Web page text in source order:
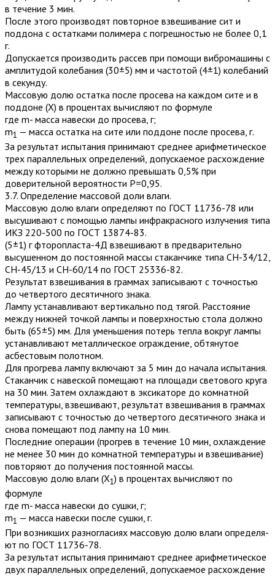
в течение 3 мин.
После этого производят повторное взвешивание сит и
поддона с остатками полимера с погрешностью не более 0,1
г.
Допускается производить рассев при помощи вибромашины с
амплитудой колебания (30±5) мм и частотой (4±1) колебаний
в секунду.
Массовую долю остатка после просева на каждом сите и в
поддоне (X) в процентах вычисляют по формуле
где m- масса навески до просева, г;
m1 — масса остатка на сите или поддоне после просева, г.
За результат испытания принимают среднее арифметическое
трех параллельных определений, допускаемое расхождение
между которыми не должно превышать 0,5% при
доверительной вероятности Р=0,95.
3.7. Определение массовой доли влаги.
Массовую долю влаги определяют по ГОСТ 11736-78 или
высушивают с помощью лампы инфракрасного излучения типа
ИКЗ 220-500 по ГОСТ 13874-83.
(5±1) г фторопласта-4Д взвешивают в предварительно
высушенном до постоянной массы стаканчике типа СН-34/12,
СН-45/13 и СН-60/14 по ГОСТ 25336-82.
Результат взвешивания в граммах записывают с точностью
до четвертого десятичного знака.
Лампу устанавливают вертикально под тягой. Расстояние
между нижней точкой лампы и поверхностью стола должно
быть (65±5) мм. Для уменьшения потерь тепла вокруг лампы
устанавливают металлическое ограждение, обтянутое
асбестовым полотном.
Для прогрева лампу включают за 5 мин до начала испытания.
Стаканчик с навеской помещают на площади светового круга
на 30 мин. Затем охлаждают в эксикаторе до комнатной
температуры, взвешивают, результат взвешивания в граммах
записывают с точностью до четвертого десятичного знака и
снова помещают под лампу на 10 мин.
Последние операции (прогрев в течение 10 мин, охлаждение
не менее 30 мин до комнатной температуры и взвешивание)
повторяют до получения постоянной массы.
Массовую долю влаги (Х1) в процентах вычисляют по
формуле
где m- масса навески до сушки, г;
m1 — масса навески после сушки, г.
При возникших разногласиях массовую долю влаги определя­
ют по ГОСТ 11736-78.
За результат испытания принимают среднее арифметическое
двух параллельных определений, допускаемое расхождение